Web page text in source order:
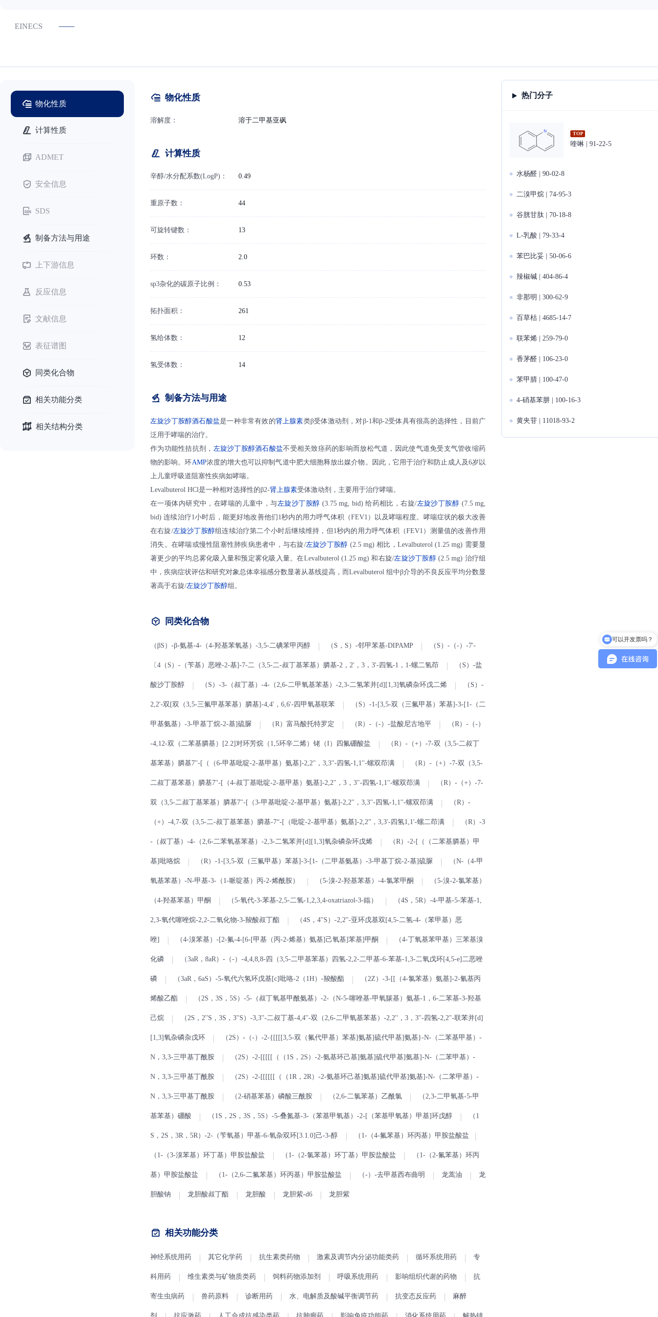
EINECS ——
物化性质
计算性质
ADMET
安全信息
SDS
制备方法与用途
上下游信息
反应信息
文献信息
表征谱图
同类化合物
相关功能分类
相关结构分类
物化性质
溶解度： 溶于二甲基亚砜
计算性质
辛醇/水分配系数(LogP)： 0.49
重原子数： 44
可旋转键数： 13
环数： 2.0
sp3杂化的碳原子比例： 0.53
拓扑面积： 261
氢给体数： 12
氢受体数： 14
制备方法与用途
左旋沙丁胺醇酒石酸盐是一种非常有效的肾上腺素类β受体激动剂，对β-1和β-2受体具有很高的选择性，目前广
泛用于哮喘的治疗。
作为功能性拮抗剂， 左旋沙丁胺醇酒石酸盐不受相关致痉药的影响而放松气道，因此使气道免受支气管收缩药
物的影响。环AMP浓度的增大也可以抑制气道中肥大细胞释放出媒介物。因此，它用于治疗和防止成人及6岁以
上儿童呼吸道阻塞性疾病如哮喘。
Levalbuterol HCl是一种相对选择性的β2-肾上腺素受体激动剂，主要用于治疗哮喘。
在一项体内研究中，在哮喘的儿童中，与左旋沙丁胺醇 (3.75 mg, bid) 给药相比，右旋/左旋沙丁胺醇 (7.5 mg,
bid) 连续治疗1小时后，能更好地改善他们1秒内的用力呼气体积（FEV1）以及哮喘程度。哮喘症状的极大改善
在右旋/左旋沙丁胺醇组连续治疗第二个小时后继续维持，但1秒内的用力呼气体积（FEV1）测量值的改善作用
消失。在哮喘或慢性阻塞性肺疾病患者中，与右旋/左旋沙丁胺醇 (2.5 mg) 相比，Levalbuterol (1.25 mg) 需要显
著更少的平均总雾化吸入量和预定雾化吸入量。在Levalbuterol (1.25 mg) 和右旋/左旋沙丁胺醇(2.5 mg) 治疗组
中，疾病症状评估和研究对象总体幸福感分数显著从基线提高，而Levalbuterol 组中β介导的不良反应平均分数显
著高于右旋/左旋沙丁胺醇组。
同类化合物
（βS）-β-氨基-4-（4-羟基苯氧基）-3,5-二碘苯甲丙醇 （S，S）-邻甲苯基-DIPAMP （S）-（-）-7'-
〔4（S）-（苄基）恶唑-2-基]-7-二（3,5-二-叔丁基苯基）膦基-2，2'，3，3'-四氢-1，1-螺二氢茚 （S）-盐
酸沙丁胺醇 （S）-3-（叔丁基）-4-（2,6-二甲氧基苯基）-2,3-二氢苯并[d][1,3]氧磷杂环戊二烯 （S）-
2,2'-双[双（3,5-三氟甲基苯基）膦基]-4,4'，6,6'-四甲氧基联苯 （S）-1-[3,5-双（三氟甲基）苯基]-3-[1-（二
甲基氨基）-3-甲基丁烷-2-基]硫脲 （R）富马酸托特罗定 （R）-（-）-盐酸尼古地平 （R）-（-）
-4,12-双（二苯基膦基）[2.2]对环芳烷（1,5环辛二烯）铑（I）四氟硼酸盐 （R）-（+）-7-双（3,5-二叔丁
基苯基）膦基7''-[（（6-甲基吡啶-2-基甲基）氨基]-2,2''，3,3''-四氢-1,1''-螺双茚满 （R）-（+）-7-双（3,5-
二叔丁基苯基）膦基7''-[（4-叔丁基吡啶-2-基甲基）氨基]-2,2''，3，3''-四氢-1,1''-螺双茚满 （R）-（+）-7-
双（3,5-二叔丁基苯基）膦基7''-[（3-甲基吡啶-2-基甲基）氨基]-2,2''，3,3''-四氢-1,1''-螺双茚满 （R）-
（+）-4,7-双（3,5-二-叔丁基苯基）膦基-7“-[（吡啶-2-基甲基）氨基]-2,2”，3,3'-四氢1,1'-螺二茚满 （R）-3
-（叔丁基）-4-（2,6-二苯氧基苯基）-2,3-二氢苯并[d][1,3]氧杂磷杂环戊烯 （R）-2-[（（二苯基膦基）甲
基]吡咯烷 （R）-1-[3,5-双（三氟甲基）苯基]-3-[1-（二甲基氨基）-3-甲基丁烷-2-基]硫脲 （N-（4-甲
氧基苯基）-N-甲基-3-（1-哌啶基）丙-2-烯酰胺） （5-溴-2-羟基苯基）-4-氯苯甲酮 （5-溴-2-氯苯基）
（4-羟基苯基）甲酮 （5-氧代-3-苯基-2,5-二氢-1,2,3,4-oxatriazol-3-鎓） （4S，5R）-4-甲基-5-苯基-1,
2,3-氧代噻唑烷-2,2-二氧化物-3-羧酸叔丁酯 （4S，4''S）-2,2''-亚环戊基双[4,5-二氢-4-（苯甲基）恶
唑] （4-溴苯基）-[2-氟-4-[6-[甲基（丙-2-烯基）氨基]己氧基]苯基]甲酮 （4-丁氧基苯甲基）三苯基溴
化磷 （3aR，8aR）-（-）-4,4,8,8-四（3,5-二甲基苯基）四氢-2,2-二甲基-6-苯基-1,3-二氧戊环[4,5-e]二恶唑
磷 （3aR，6aS）-5-氧代六氢环戊基[c]吡咯-2（1H）-羧酸酯 （2Z）-3-[[（4-氯苯基）氨基]-2-氰基丙
烯酸乙酯 （2S，3S，5S）-5-（叔丁氧基甲酰氨基）-2-（N-5-噻唑基-甲氧羰基）氨基-1，6-二苯基-3-羟基
己烷 （2S，2''S，3S，3''S）-3,3''-二叔丁基-4,4''-双（2,6-二甲氧基苯基）-2,2''，3，3''-四氢-2,2''-联苯并[d]
[1,3]氧杂磷杂戊环 （2S）-（-）-2-{[[[[3,5-双（氟代甲基）苯基]氨基]硫代甲基]氨基}-N-（二苯基甲基）-
N，3,3-三甲基丁酰胺 （2S）-2-[[[[[（（1S，2S）-2-氨基环己基]氨基]硫代甲基]氨基]-N-（二苯甲基）-
N，3,3-三甲基丁酰胺 （2S）-2-[[[[[[（（1R，2R）-2-氨基环己基]氨基]硫代甲基]氨基]-N-（二苯甲基）-
N，3,3-三甲基丁酰胺 （2-硝基苯基）磷酸三酰胺 （2,6-二氯苯基）乙酰氯 （2,3-二甲氧基-5-甲
基苯基）硼酸 （1S，2S，3S，5S）-5-叠氮基-3-（苯基甲氧基）-2-[（苯基甲氧基）甲基]环戊醇 （1
S，2S，3R，5R）-2-（苄氧基）甲基-6-氧杂双环[3.1.0]己-3-醇 （1-（4-氟苯基）环丙基）甲胺盐酸盐
（1-（3-溴苯基）环丁基）甲胺盐酸盐 （1-（2-氯苯基）环丁基）甲胺盐酸盐 （1-（2-氟苯基）环丙
基）甲胺盐酸盐 （1-（2,6-二氟苯基）环丙基）甲胺盐酸盐 （-）-去甲基西布曲明 龙蒿油 龙
胆酸钠 龙胆酸叔丁酯 龙胆酸 龙胆紫-d6 龙胆紫
相关功能分类
神经系统用药 其它化学药 抗生素类药物 激素及调节内分泌功能类药 循环系统用药 专
科用药 维生素类与矿物质类药 饲料药物添加剂 呼吸系统用药 影响组织代谢的药物 抗
寄生虫病药 兽药原料 诊断用药 水、电解质及酸碱平衡调节药 抗变态反应药 麻醉
热门分子
TOP
喹啉 | 91-22-5
水杨醛 | 90-02-8
二溴甲烷 | 74-95-3
谷胱甘肽 | 70-18-8
L-乳酸 | 79-33-4
苯巴比妥 | 50-06-6
辣椒碱 | 404-86-4
非那明 | 300-62-9
百草枯 | 4685-14-7
联苯烯 | 259-79-0
香茅醛 | 106-23-0
苯甲腈 | 100-47-0
4-硝基苯肼 | 100-16-3
黄夹苷 | 11018-93-2
可以介绍下你们的产品么